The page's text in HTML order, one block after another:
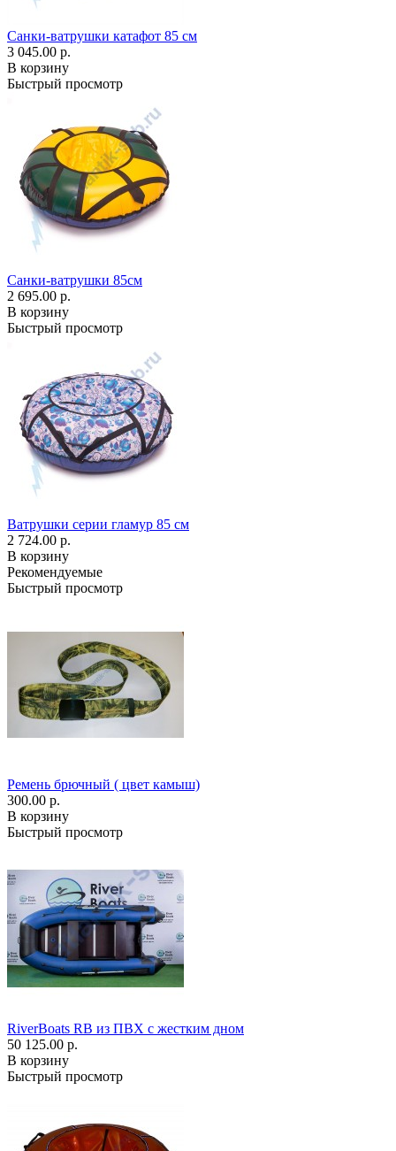
Санки-ватрушки катафот 85 см
3 045.00 р.
В корзину
Быстрый просмотр
Санки-ватрушки 85см
2 695.00 р.
В корзину
Быстрый просмотр
Ватрушки серии гламур 85 см
2 724.00 р.
В корзину
Рекомендуемые
Быстрый просмотр
Ремень брючный ( цвет камыш)
300.00 р.
В корзину
Быстрый просмотр
RiverBoats RB из ПВХ с жестким дном
50 125.00 р.
В корзину
Быстрый просмотр